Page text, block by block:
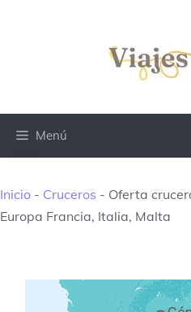
Menú
Inicio - Cruceros - Oferta
Europa Francia, Italia, Malta